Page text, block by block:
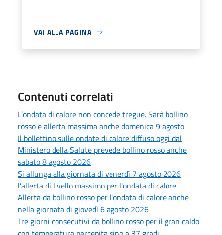
VAI ALLA PAGINA
Contenuti correlati
L’ondata di calore non concede tregue. Sarà bollino
rosso e allerta massima anche domenica 9 agosto
Il bollettino sulle ondate di calore diffuso oggi dal
Ministero della Salute prevede bollino rosso anche
sabato 8 agosto 2026
Si allunga alla giornata di venerdì 7 agosto 2026
l’allerta di livello massimo per l'ondata di calore
Allerta da bollino rosso per l'ondata di calore anche
nella giornata di giovedì 6 agosto 2026
Tre giorni consecutivi da bollino rosso per il gran caldo